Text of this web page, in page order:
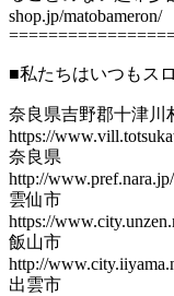
shop.jp/matobameron/
■私たちはいつもス
奈良県吉野郡十津川
https://
奈良県
http://www.pref.nara.jp/
雲仙市
https://
飯山市
http://
出雲市